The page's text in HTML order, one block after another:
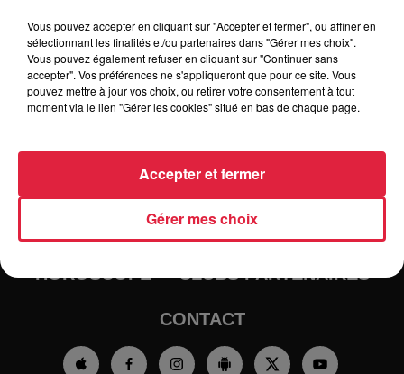
TRAQUEURS D'EMPLOI
AGENDA PODCASTS
HOROSCOPE CLUBS PARTENAIRES
CONTACT
Vous pouvez accepter en cliquant sur "Accepter et fermer", ou affiner en
sélectionnant les finalités et/ou partenaires dans "Gérer mes choix".
Vous pouvez également refuser en cliquant sur "Continuer sans
accepter". Vos préférences ne s'appliqueront que pour ce site. Vous
pouvez mettre à jour vos choix, ou retirer votre consentement à tout
moment via le lien "Gérer les cookies" situé en bas de chaque page.
Gérer mes choix
Accepter et fermer